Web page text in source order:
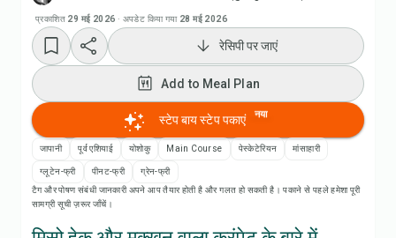
प्रकाशित 29 मई 2026 · अपडेट किया गया 28 मई 2026
रेसिपी वीडियो देखें
Add to Meal Plan
Add to Shopping List
रेसिपी पर जाएं
Add to Meal Plan
स्टेप बाय स्टेप पकाएं नया
जापानी पूर्व एशियाई योशोकु Main Course पेस्केटेरियन मांसाहारी
ग्लूटेन-फ्री पीनट-फ्री
ग्रेन-फ्री
टैग और पोषण संबंधी जानकारी अपने आप तैयार होती है और गलत हो सकती है। पकाने से पहले हमेशा पूरी
सामग्री सूची ज़रूर जाँचें।